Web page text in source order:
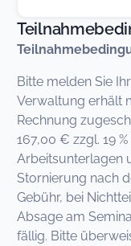
Bitte melden Sie
Verwaltung erhält
Rechnung
167,00 € zzgl. 19
Arbeitsunterlagen
Stornierung nach
Gebühr, bei
Absage am
fällig. Bitte